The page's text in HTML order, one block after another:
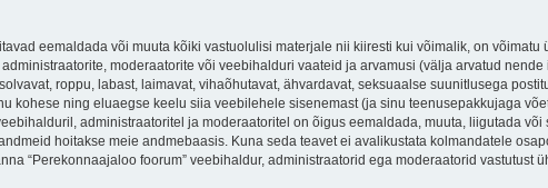
eemaldada või muuta kõiki vastuolulisi materjale nii kiiresti kui võimalik, on võimatu
moderaatorite või veebihalduri vaateid ja arvamusi (välja arvatud
roppu, labast, laimavat, vihaõhutavat, ähvardavat, seksuaalse suunitlusega
kohese ning eluaegse keelu siia veebilehele sisenemast (ja sinu teenusepakkujaga
administraatoritel ja moderaatoritel on õigus eemaldada, muuta, liigutada
hoitakse meie andmebaasis. Kuna seda teavet ei avalikustata kolmandatele
“Perekonnaajaloo foorum” veebihaldur, administraatorid ega moderaatorid vastutust